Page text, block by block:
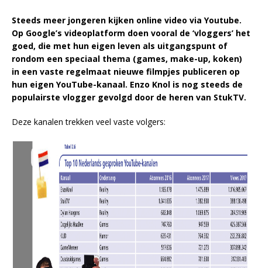
Steeds meer jongeren kijken online video via Youtube.
Op Google’s videoplatform doen vooral de ‘vloggers’ het
goed, die met hun eigen leven als uitgangspunt of
rondom een speciaal thema (games, make-up, koken)
in een vaste regelmaat nieuwe filmpjes publiceren op
hun eigen YouTube-kanaal. Enzo Knol is nog steeds de
populairste vlogger gevolgd door de heren van StukTV.
Deze kanalen trekken veel vaste volgers: